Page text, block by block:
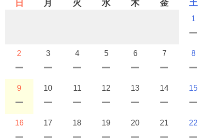
日
月 火 水 木 金 土
1
2 3 4 5 6 7 8
9 10 11 12 13 14 15
16 17 18 19 20 21 22